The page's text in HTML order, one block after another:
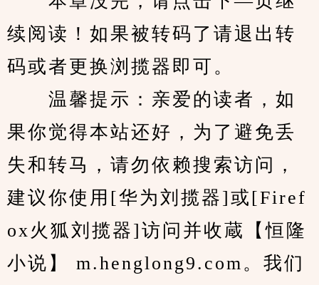
续阅读！如果被转码了请退出转
码或者更换浏揽器即可。
温馨提示：亲爱的读者，如
果你觉得本站还好，为了避免丢
失和转马，请勿依赖搜索访问，
建议你使用[华为刘揽器]或[Firef
ox火狐刘揽器]访问并收蔵【恒隆
小说】 m.henglong9.com。我们